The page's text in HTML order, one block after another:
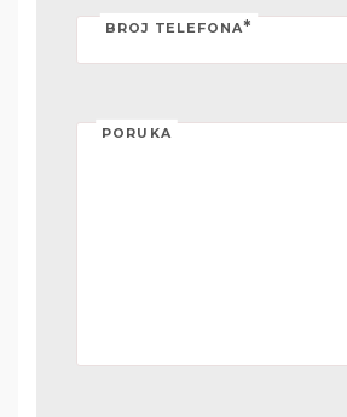
BROJ TELEFONA*
PORUKA